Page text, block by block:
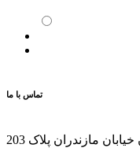
تماس با ما
مازندران پلاک 203